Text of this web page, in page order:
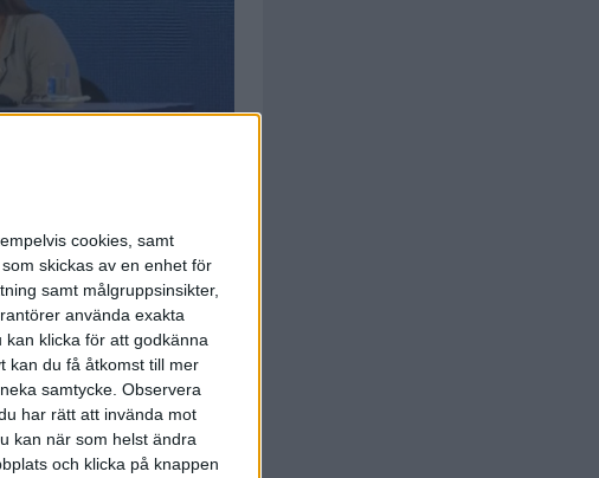
cookies, samt
skickas av en enhet för
samt målgruppsinsikter,
använda exakta
klicka för att godkänna
kan du få åtkomst till mer
samtycke. Observera
har rätt att invända mot
kan när som helst ändra
och klicka på knappen
R. Balcers
(ass.D. Smirnovs) 10:00